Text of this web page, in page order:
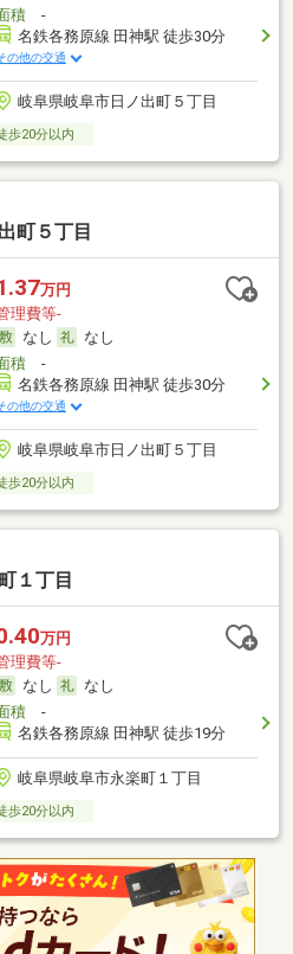
積-
名鉄各務原線 田神駅 徒歩30分
の他の交通
岐阜県岐阜市日ノ出町５丁目
歩20分以内
町５丁目
万円
理費等-
なし
なし
積-
名鉄各務原線 田神駅 徒歩30分
の他の交通
岐阜県岐阜市日ノ出町５丁目
歩20分以内
１丁目
万円
理費等-
なし
なし
積-
名鉄各務原線 田神駅 徒歩19分
岐阜県岐阜市永楽町１丁目
歩20分以内